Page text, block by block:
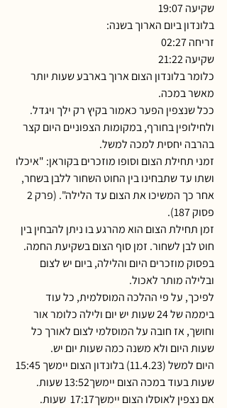
שקיעה 19:07
בלונדון ביום הארוך בשנה:
זריחה 02:27
שקיעה 21:22
כלומר בלונדון הצום ארוך בארבע שעות יותר
מאשר במכה.
ככל שנצפין הפער כאמור בקיץ רק ילך ויגדל.
ולחילופין בחורף, במקומות הצפוניים היום קצר
בהרבה יחסית למכה למשל.
זמני תחילת הצום וסופו מוזכרים בקוראן: "איכלו
ושתו עד שתבחינו בין החוט השחור ללבן בשחר,
פסוק 187).
זמן תחילת הצום הוא מהרגע בו ניתן להבחין בין
חוט לבן לשחור. זמן סוף הצום בשקיעת החמה.
בפסוק מוזכרים היום והלילה, ביום יש לצום
ובלילה מותר לאכול.
לפיכך, על פי ההלכה המוסלמית, כל עוד
ביממה של 24 שעות יש יום ולילה כלומר אור
וחושך, אז חובה על המוסלמי לצום לאורך כל
שעות היום ולא משנה כמה שעות יום יש.
שעות בעוד במכה הצום יימשך13:52 שעות.
אם נצפין לאוסלו הצום יימשך17:17  שעות.